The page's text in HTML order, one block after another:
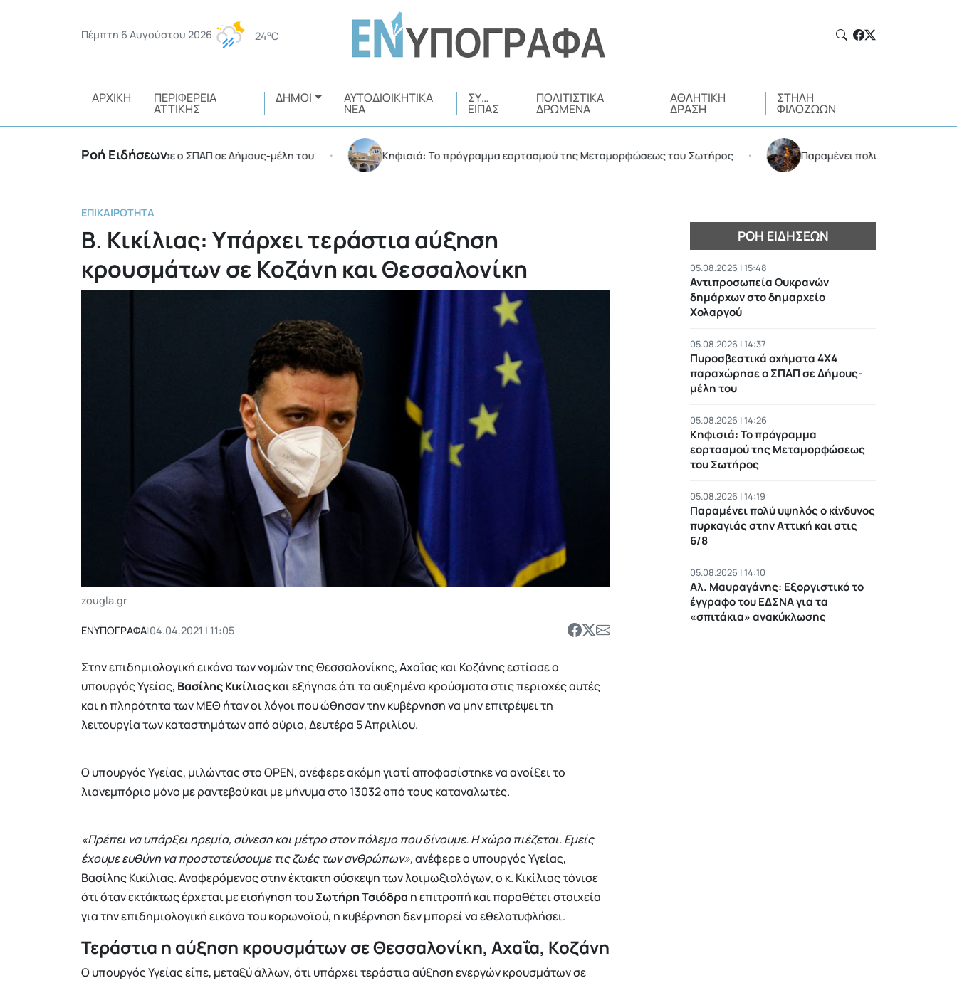
Πέμπτη 6 Αυγούστου 2026 24°C
ΑΡΧΙΚΉ ΠΕΡΙΦΈΡΕΙΑ
ΑΤΤΙΚΉΣ
ΔΉΜΟΙ ΑΥΤΟΔΙΟΙΚΗΤΙΚΆ
ΝΈΑ
ΣΥ…
ΕΊΠΑΣ
ΠΟΛΙΤΙΣΤΙΚΆ
ΔΡΏΜΕΝΑ
ΑΘΛΗΤΙΚΉ
ΔΡΆΣΗ
ΣΤΉΛΗ
ΦΙΛΌΖΩΩΝ
Ροή Ειδήσεων
οχήματα 4Χ4 παραχώρησε ο ΣΠΑΠ σε Δήμους-μέλη του • Κηφισιά: Το πρόγραμμα εορτασμού της Μεταμορφώσεως του Σωτήρος • Παραμένει πολύ υψηλός ο κίνδυνος
ΕΠΙΚΑΙΡΌΤΗΤΑ
Β. Κικίλιας: Υπάρχει τεράστια αύξηση
κρουσμάτων σε Κοζάνη και Θεσσαλονίκη
zougla.gr
ΕΝΥΠΟΓΡΑΦΑ|04.04.2021 | 11:05
Στην επιδημιολογική εικόνα των νομών της Θεσσαλονίκης, Αχαΐας και Κοζάνης εστίασε ο
υπουργός Υγείας, Βασίλης Κικίλιαςκαι εξήγησε ότι τα αυξημένα κρούσματα στις περιοχές αυτές
και η πληρότητα των ΜΕΘ ήταν οι λόγοι που ώθησαν την κυβέρνηση να μην επιτρέψει τη
λειτουργία των καταστημάτων από αύριο, Δευτέρα 5 Απριλίου.
Ο υπουργός Υγείας, μιλώντας στο OPEN, ανέφερε ακόμη γιατί αποφασίστηκε να ανοίξει το
λιανεμπόριο μόνο με ραντεβού και με μήνυμα στο 13032 από τους καταναλωτές.
«Πρέπει να υπάρξει ηρεμία, σύνεση και μέτρο στον πόλεμο που δίνουμε. Η χώρα πιέζεται. Εμείς
έχουμε ευθύνη να προστατεύσουμε τις ζωές των ανθρώπων»,ανέφερε ο υπουργός Υγείας,
Βασίλης Κικίλιας. Αναφερόμενος στην έκτακτη σύσκεψη των λοιμωξιολόγων, ο κ. Κικίλιας τόνισε
ότι όταν εκτάκτως έρχεται με εισήγηση τουΣωτήρη Τσιόδρα η επιτροπή και παραθέτει στοιχεία
για την επιδημιολογική εικόνα του κορωνοϊού, η κυβέρνηση δεν μπορεί να εθελοτυφλήσει.
Τεράστια η αύξηση κρουσμάτων σε Θεσσαλονίκη, Αχαΐα, Κοζάνη
Ο υπουργός Υγείας είπε, μεταξύ άλλων, ότι υπάρχει τεράστια αύξηση ενεργών κρουσμάτων σε
ΡΟΉ ΕΙΔΉΣΕΩΝ
05.08.2026 | 15:48
Αντιπροσωπεία Ουκρανών
δημάρχων στο δημαρχείο
Χολαργού
05.08.2026 | 14:37
Πυροσβεστικά οχήματα 4Χ4
παραχώρησε ο ΣΠΑΠ σε Δήμους-
μέλη του
05.08.2026 | 14:26
Κηφισιά: Το πρόγραμμα
εορτασμού της Μεταμορφώσεως
του Σωτήρος
05.08.2026 | 14:19
Παραμένει πολύ υψηλός ο κίνδυνος
πυρκαγιάς στην Αττική και στις
6/8
05.08.2026 | 14:10
Αλ. Μαυραγάνης: Εξοργιστικό το
έγγραφο του ΕΔΣΝΑ για τα
«σπιτάκια» ανακύκλωσης